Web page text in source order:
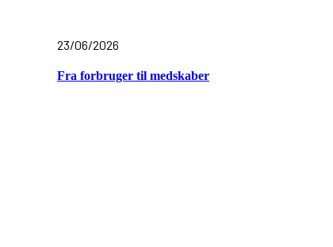
23/06/2026
Fra forbruger til medskaber